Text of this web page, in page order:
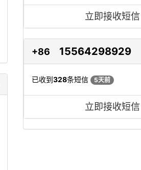
立即接收短信
+86 15564298929
已收到328条短信 5天前
立即接收短信